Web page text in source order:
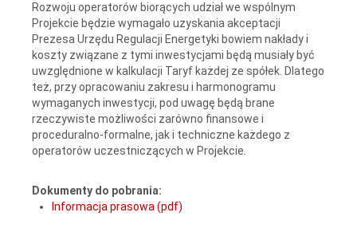
Rozwoju operatorów biorących udział we wspólnym
Projekcie będzie wymagało uzyskania akceptacji
Prezesa Urzędu Regulacji Energetyki bowiem nakłady i
koszty związane z tymi inwestycjami będą musiały być
uwzględnione w kalkulacji Taryf każdej ze spółek. Dlatego
też, przy opracowaniu zakresu i harmonogramu
wymaganych inwestycji, pod uwagę będą brane
rzeczywiste możliwości zarówno finansowe i
proceduralno-formalne, jak i techniczne każdego z
operatorów uczestniczących w Projekcie.
Dokumenty do pobrania:
Informacja prasowa (pdf)